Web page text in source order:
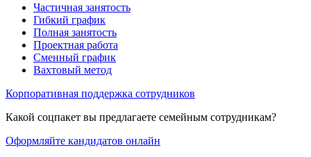
Частичная занятость
Гибкий график
Полная занятость
Проектная работа
Сменный график
Вахтовый метод
Корпоративная поддержка сотрудников
Какой соцпакет вы предлагаете семейным сотрудникам?
Оформляйте кандидатов онлайн